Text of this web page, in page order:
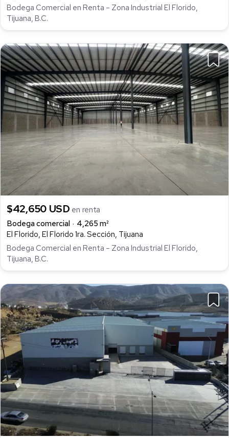
Bodega Comercial en Renta – Zona Industrial El Florido,
Tijuana, B.C.
$42,650 USD en renta
Bodega comercial
4,265 m²
El Florido, El Florido 1ra. Sección, Tijuana
Bodega Comercial en Renta – Zona Industrial El Florido,
Tijuana, B.C.